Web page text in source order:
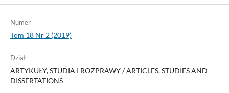
Numer
Tom 18 Nr 2 (2019)
Dział
ARTYKUŁY, STUDIA I ROZPRAWY / ARTICLES, STUDIES AND
DISSERTATIONS